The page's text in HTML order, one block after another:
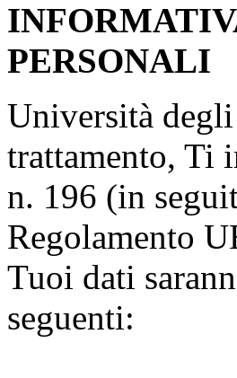
PERSONALI
Università
trattamento, Ti
n. 196 (in
Regolamento
Tuoi dati
seguenti: